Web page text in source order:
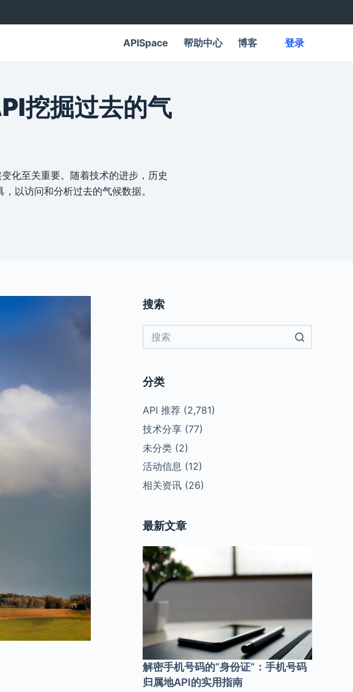
APISpace 帮助中心 博客 登录
挖掘过去的气
化至关重要。随着技术的进步，历史
以访问和分析过去的气候数据。
搜索
分类
API 推荐(2,781)
技术分享(77)
未分类(2)
活动信息 (12)
相关资讯(26)
最新文章
解密手机号码的“身份证”：手机号码
归属地API的实用指南